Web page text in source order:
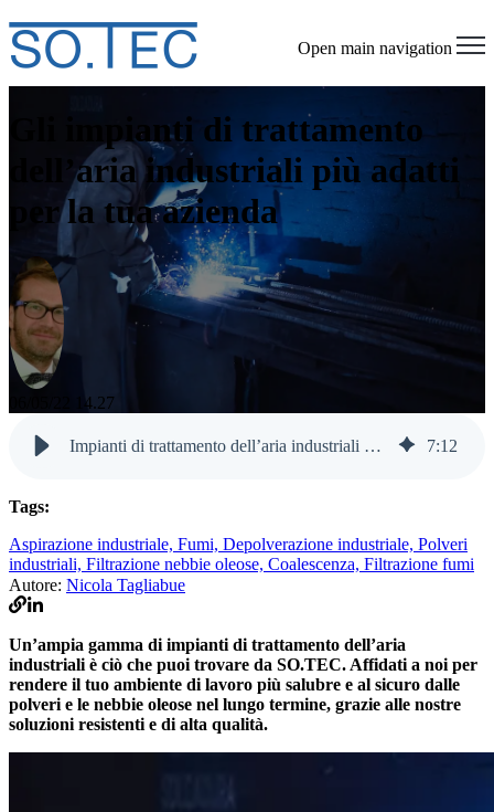
Open main navigation
Gli impianti di trattamento
dell’aria industriali più adatti
per la tua azienda
06/05/22 14.27
Impianti di trattamento dell’aria industriali per aziende 7:12
Tags:
Aspirazione industriale, Fumi, Depolverazione industriale, Polveri
industriali, Filtrazione nebbie oleose, Coalescenza, Filtrazione fumi
Autore: Nicola Tagliabue
Un’ampia gamma di impianti di trattamento dell’aria
industriali è ciò che puoi trovare da SO.TEC. Affidati a noi per
rendere il tuo ambiente di lavoro più salubre e al sicuro dalle
polveri e le nebbie oleose nel lungo termine, grazie alle nostre
soluzioni resistenti e di alta qualità.